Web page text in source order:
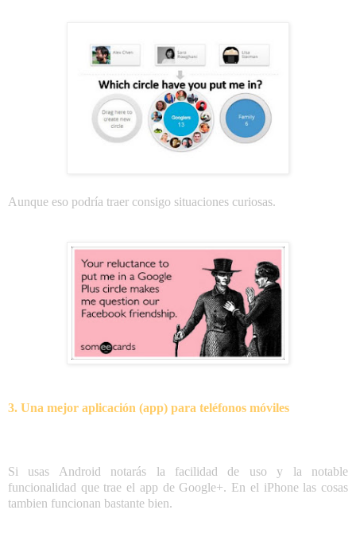
Aunque eso podría traer consigo situaciones curiosas.
3. Una mejor aplicación (app) para teléfonos móviles
Si usas Android notarás la facilidad de uso y la notable
funcionalidad que trae el app de Google+. En el iPhone las cosas
tambien funcionan bastante bien.